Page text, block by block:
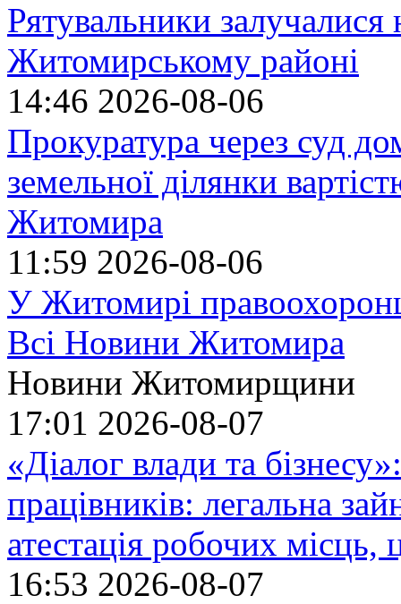
Рятувальники
Житомирському районі
14:46 2026-08-06
Прокуратура через суд
земельної ділянки
Житомира
11:59 2026-08-06
У Житомирі
Всі Новини Житомира
Новини Житомирщини
17:01 2026-08-07
«Діалог влади та
працівників: легальна
атестація робочих місць,
16:53 2026-08-07